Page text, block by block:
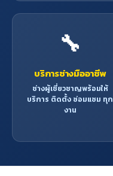
🔧
บริการช่างมืออาชีพ
ช่างผู้เชี่ยวชาญพร้อมให้
บริการ ติดตั้ง ซ่อมแซม ทุก
งาน